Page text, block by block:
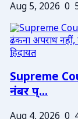
Aug 5, 2026 0
Supreme
नंबर प्...